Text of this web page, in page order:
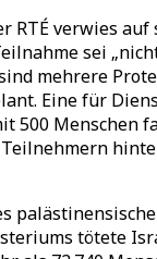
RTÉ verwies auf
sei
mehrere
Eine für
500 Menschen
tötete